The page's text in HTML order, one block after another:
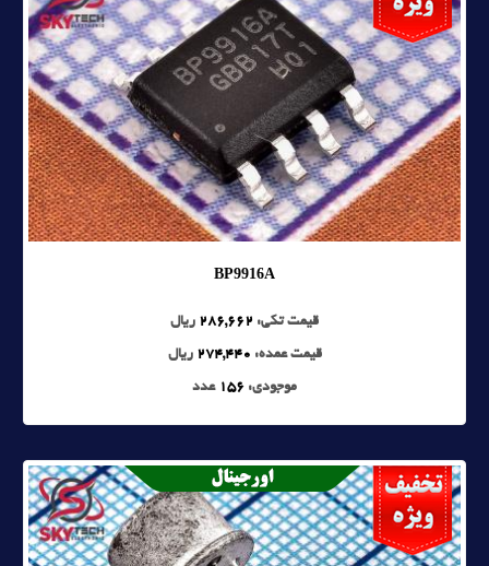
BP9916A
قیمت تکی: 286,662 ریال
قیمت عمده: 274,440 ریال
موجودی: 156 عدد